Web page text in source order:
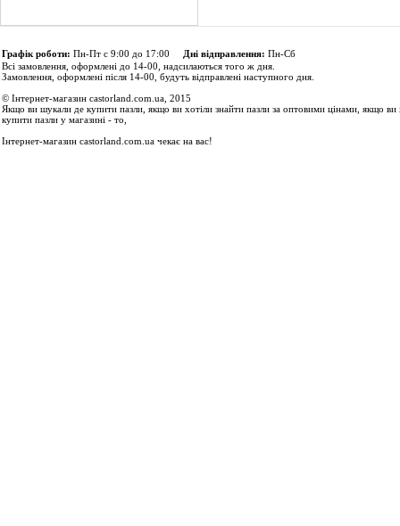
Графік роботи: Пн-Пт с 9:00 до 17:00 Дні відправлення: Пн-Сб
Всі замовлення, оформлені до 14-00, надсилаються того ж дня.
Замовлення, оформлені після 14-00, будуть відправлені наступного дня.
© Інтернет-магазин castorland.com.ua, 2015
Якщо ви шукали де купити пазли, якщо ви хотіли знайти пазли за оптовими цінами, якщо ви
купити пазли у магазині - то,
Інтернет-магазин castorland.com.ua чекає на вас!